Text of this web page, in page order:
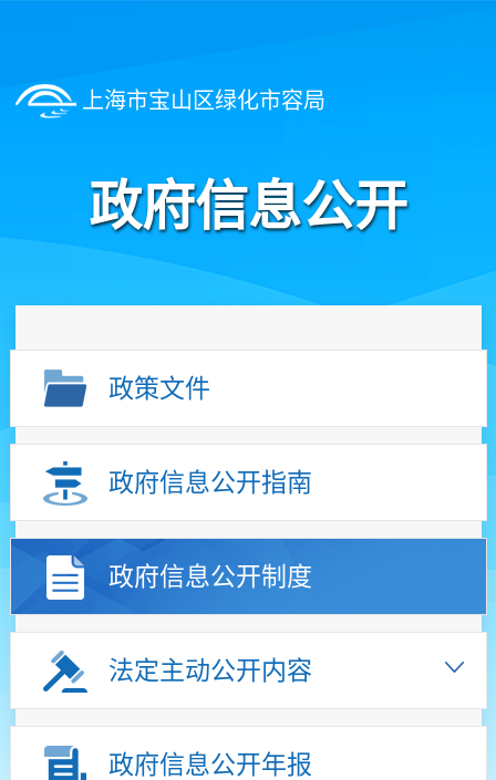
上海市宝山区绿化市容局
政府信息公开
政策文件
政府信息公开指南
政府信息公开制度
法定主动公开内容
政府信息公开年报